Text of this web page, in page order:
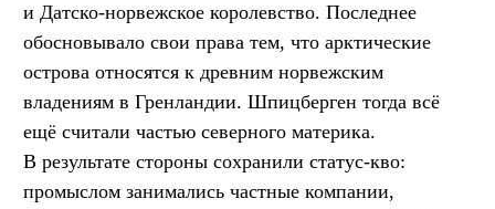
и Датско-норвежское королевство. Последнее
обосновывало свои права тем, что арктические
острова относятся к древним норвежским
владениям в Гренландии. Шпицберген тогда всё
ещё считали частью северного материка.
В результате стороны сохранили статус-кво:
промыслом занимались частные компании,